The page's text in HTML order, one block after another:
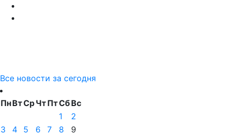
Все новости за сегодня
ПнВтСрЧтПтСбВс
1
2
3
4 5 6 7 8
9